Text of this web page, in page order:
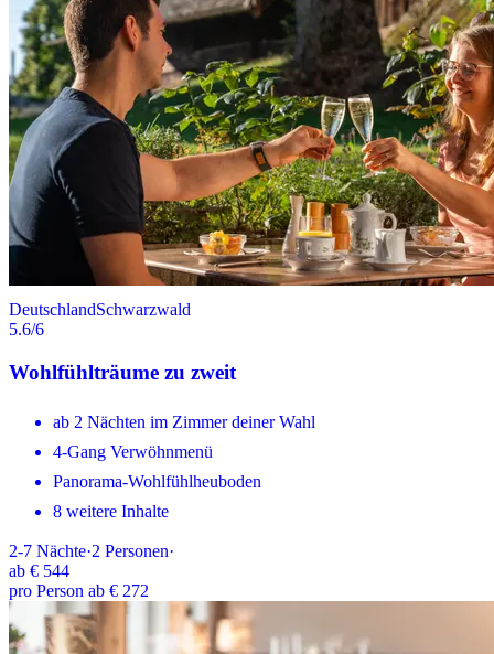
DeutschlandSchwarzwald
5.6/6
Wohlfühlträume zu zweit
ab 2 Nächten im Zimmer deiner Wahl
4-Gang Verwöhnmenü
Panorama-Wohlfühlheuboden
8 weitere Inhalte
2-7 Nächte·2 Personen·
ab € 544
pro Person ab € 272